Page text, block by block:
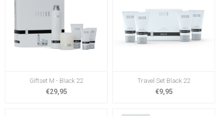
Giftset M - Black 22
€29,95
Travel Set Black 22
€9,95